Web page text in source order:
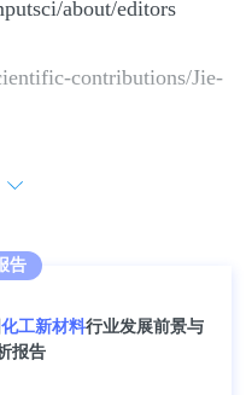
about/editors
contributions/Jie-
告
化工新材料行业发展前景与
报告